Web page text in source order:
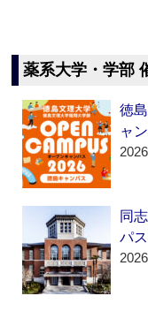
薬系大学・学部
徳
ャ
同
パ